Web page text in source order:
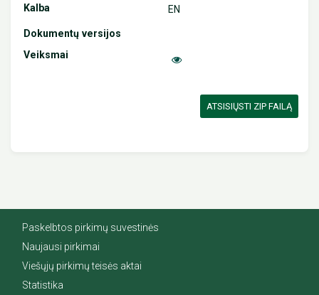
EN
ATSISIŲSTI ZIP FAILĄ
Paskelbtos pirkimų suvestinės
Naujausi pirkimai
Viešųjų pirkimų teisės aktai
Statistika